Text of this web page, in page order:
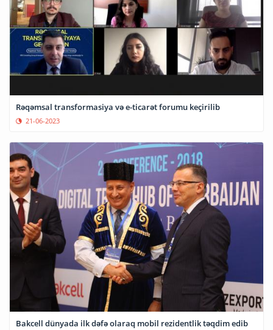
Rəqəmsal transformasiya və e-ticarət forumu keçirilib
21-06-2023
Bakcell dünyada ilk dəfə olaraq mobil rezidentlik təqdim edib